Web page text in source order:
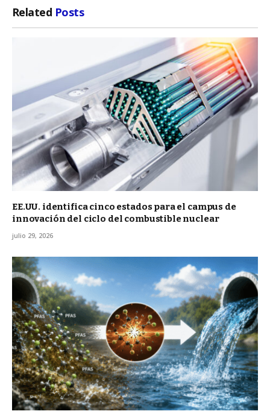
Related Posts
EE.UU. identifica cinco estados para el campus de
innovación del ciclo del combustible nuclear
julio 29, 2026